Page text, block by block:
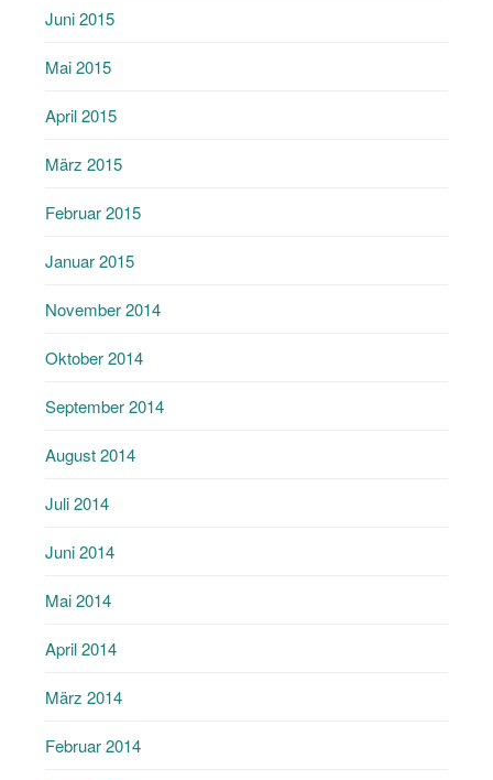
Juni 2015
Mai 2015
April 2015
März 2015
Februar 2015
Januar 2015
November 2014
Oktober 2014
September 2014
August 2014
Juli 2014
Juni 2014
Mai 2014
April 2014
März 2014
Februar 2014